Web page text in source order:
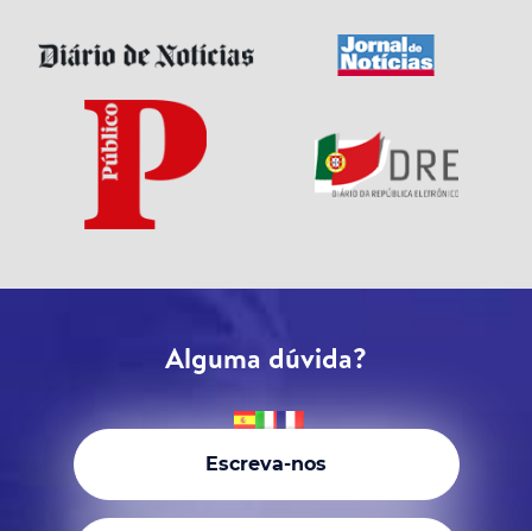
Alguma dúvida?
Escreva-nos